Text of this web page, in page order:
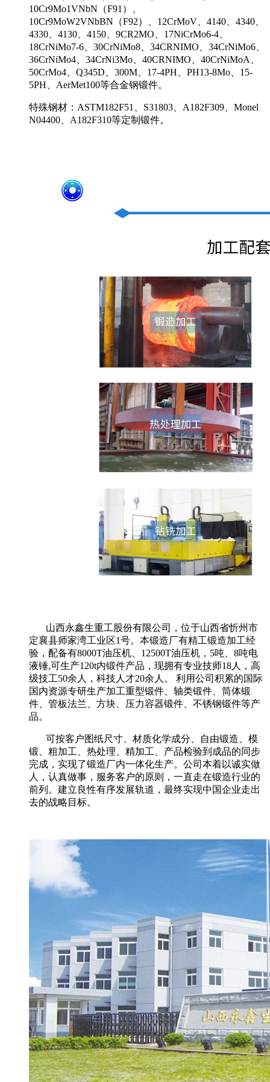
10Cr9Mo1VNbN（F91）、
10Cr9MoW2VNbBN（F92）、12CrMoV、4140、4340、
4330、4130、4150、9CR2MO、17NiCrMo6-4、
18CrNiMo7-6、30CrNiMo8、34CRNIMO、34CrNiMo6、
36CrNiMo4、34CrNi3Mo、40CRNIMO、40CrNiMoA、
50CrMo4、Q345D、300M、17-4PH、PH13-8Mo、15-
5PH、AerMet100等合金钢锻件。
特殊钢材：ASTM182F51、S31803、A182F309、Monel
N04400、A182F310等定制锻件。
山西永鑫生重工股份有限公司，位于山西省忻州市
定襄县师家湾工业区1号。本锻造厂有精工锻造加工经
验，配备有8000T油压机、12500T油压机，5吨、8吨电
液锤,可生产120t内锻件产品，现拥有专业技师18人，高
级技工50余人，科技人才20余人。 利用公司积累的国际
国内资源专研生产加工重型锻件、轴类锻件、筒体锻
件、管板法兰、方块、压力容器锻件、不锈钢锻件等产
品。
可按客户图纸尺寸、材质化学成分、自由锻造、模
锻、粗加工、热处理、精加工、产品检验到成品的同步
完成，实现了锻造厂内一体化生产。公司本着以诚实做
人，认真做事，服务客户的原则，一直走在锻造行业的
前列。建立良性有序发展轨道，最终实现中国企业走出
去的战略目标。